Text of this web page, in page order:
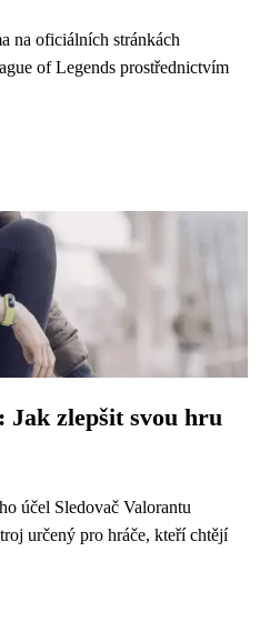
na oficiálních stránkách
of Legends prostřednictvím
Jak zlepšit svou hru
účel Sledovač Valorantu
určený pro hráče, kteří chtějí